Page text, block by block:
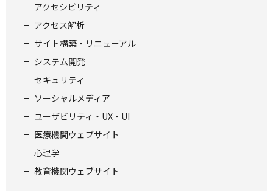
アクセシビリティ
アクセス解析
サイト構築・リニューアル
システム開発
セキュリティ
ソーシャルメディア
ユーザビリティ・UX・UI
医療機関ウェブサイト
心理学
教育機関ウェブサイト